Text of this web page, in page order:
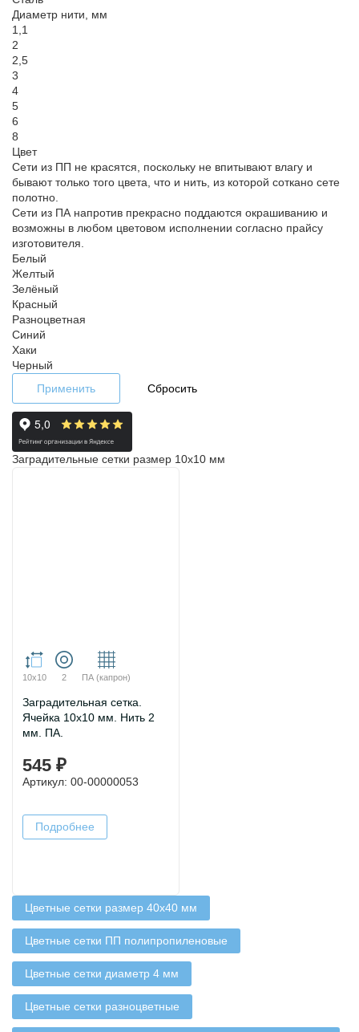
Диаметр нити, мм
1,1
2
2,5
3
4
5
6
8
Цвет
Сети из ПП не красятся, поскольку не впитывают влагу и
бывают только того цвета, что и нить, из которой соткано сете
полотно.
Сети из ПА напротив прекрасно поддаются окрашиванию и
возможны в любом цветовом исполнении согласно прайсу
изготовителя.
Белый
Желтый
Зелёный
Красный
Разноцветная
Синий
Хаки
Черный
Применить
Сбросить
Заградительные сетки размер 10х10 мм
10х10 2 ПА (капрон)
Заградительная сетка.
Ячейка 10х10 мм. Нить 2
мм. ПА.
545 ₽
Артикул: 00-00000053
Подробнее
Цветные сетки размер 40х40 мм
Цветные сетки ПП полипропиленовые
Цветные сетки диаметр 4 мм
Цветные сетки разноцветные